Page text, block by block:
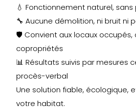
💧 Fonctionnement naturel,
🔧 Aucune démolition, ni bruit ni
🛡 Convient aux locaux
copropriétés
📊 Résultats suivis par mesures
procès-verbal
Une solution fiable, écologique,
votre habitat.